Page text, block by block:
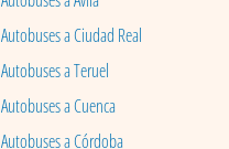
Autobuses a Ciudad Real
Autobuses a Teruel
Autobuses a Cuenca
Autobuses a Córdoba